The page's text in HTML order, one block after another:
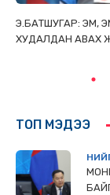
Э.БАТШУГАР: ЭМ,
ХУДАЛДАН АВАХ
ТОП МЭДЭЭ